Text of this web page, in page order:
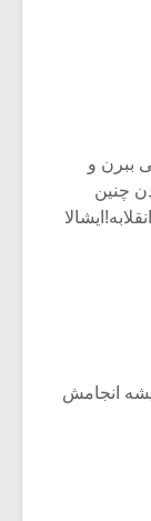
ببرن و
چنین
انجامش